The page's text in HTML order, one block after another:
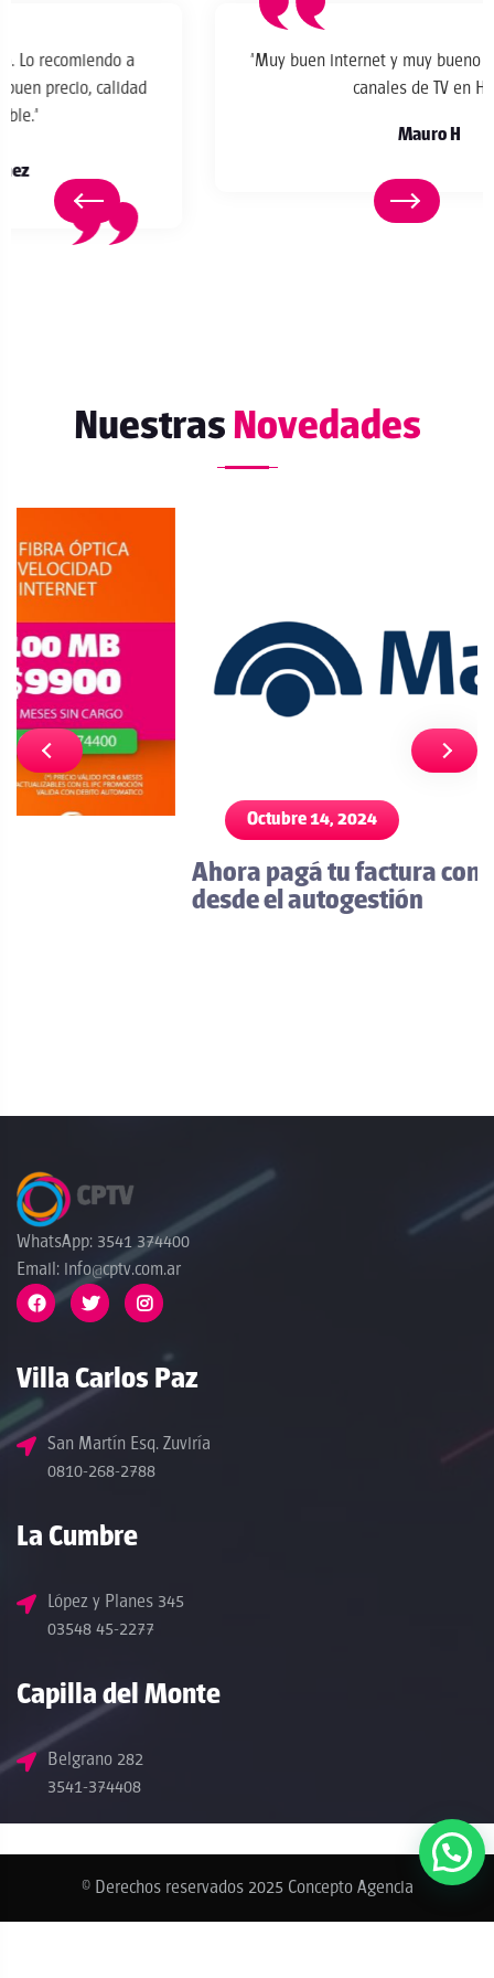
"Muy buen internet y muy bueno la fibra óptica los
Nuestras Novedades
Octubre 14, 2024
Ahora pagá tu factura con Macro directo
desde el autogestión
WhatsApp: 3541 374400
Email: info@cptv.com.ar
Villa Carlos Paz
San Martín Esq. Zuviría
0810-268-2788
La Cumbre
López y Planes 345
03548 45-2277
Capilla del Monte
Belgrano 282
3541-374408
© Derechos reservados 2025 Concepto Agencia